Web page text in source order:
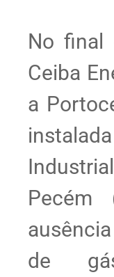
No final
Ceiba
a
Pecém
de